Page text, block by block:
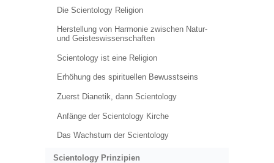
Die Scientology Religion
Herstellung von Harmonie zwischen Natur-
und Geisteswissenschaften
Scientology ist eine Religion
Erhöhung des spirituellen Bewusstseins
Zuerst Dianetik, dann Scientology
Anfänge der Scientology Kirche
Das Wachstum der Scientology
Scientology Prinzipien